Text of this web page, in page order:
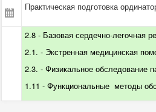
Практическая подготовка
2.8 - Базовая сердечно-легочная
2.1. - Экстренная медицинская
2.3. - Физикальное обследование
1.11 - Функциональные методы